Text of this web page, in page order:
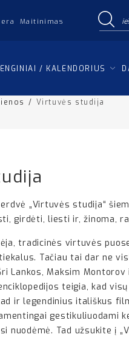
Maitinimas
/ KALENDORIUS
/ Virtuvės studija
„Virtuvės studija“
girdėti, liesti ir, žinoma,
tradicinės virtuvės
Tačiau tai dar ne
Lankos, Maksim
teigia, kad
ir legendinius itališkus
gestikuliuodami
nuodėmė. Tad užsukite į